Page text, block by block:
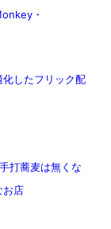
・
したフリック配
打蕎麦は無くな
お店